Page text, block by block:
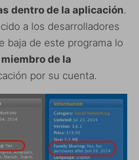
dentro de la aplicación.
a los desarrolladores
baja de este programa lo
miembro de la
por su cuenta.